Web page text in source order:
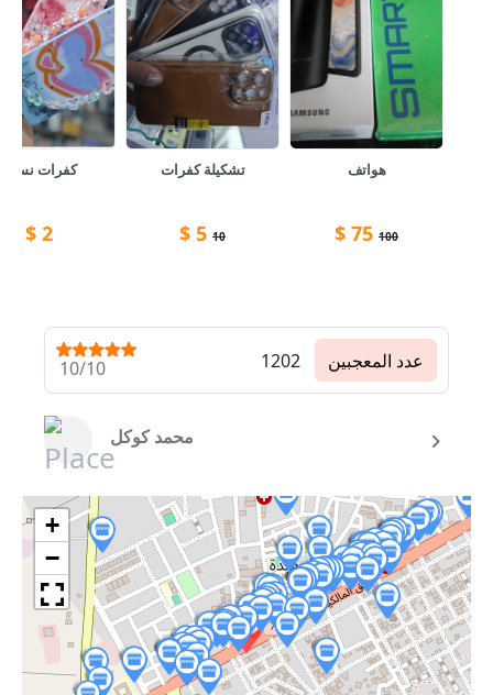
هواتف
100
75
$
تشكيلة كفرات
10
5
$
كفرات نسايه
2
$
10/10 1202 عدد المعجبين
محمد كوكل
+
−